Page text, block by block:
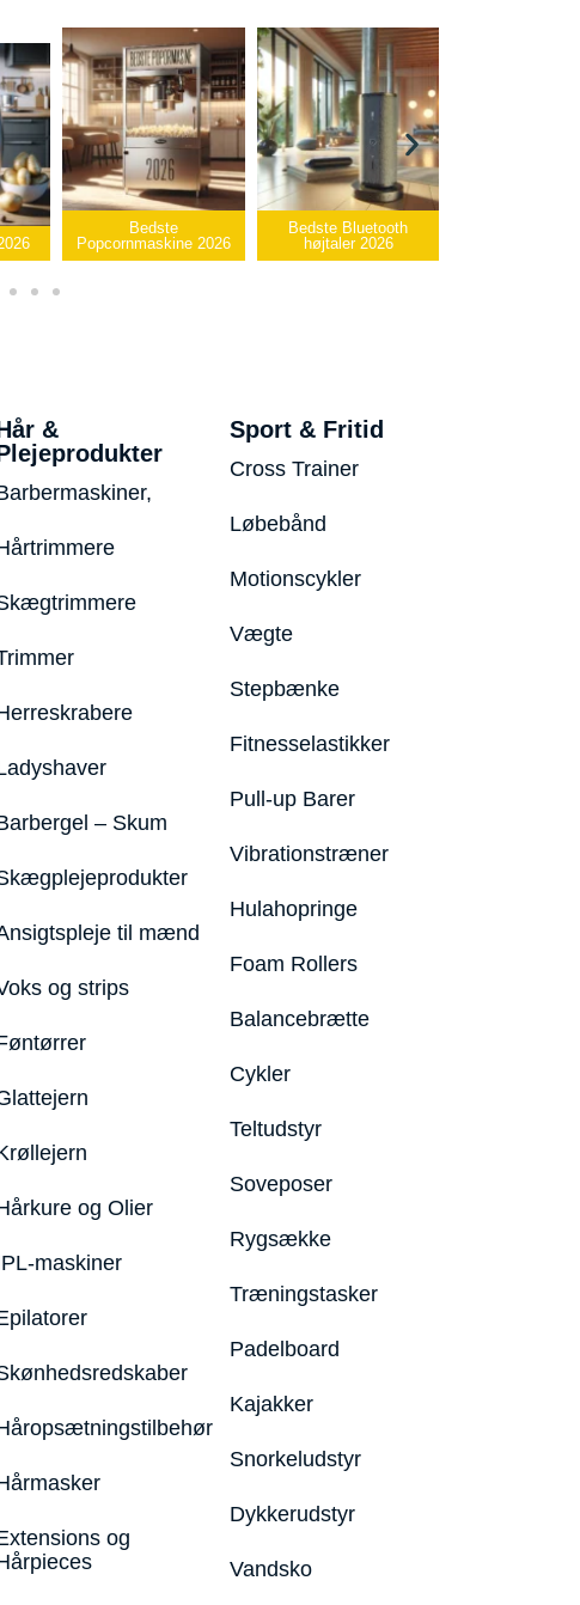
Bedste Bluetooth
højtaler 2026
Bedste infrarøde
varmepude 2026
&
– Skum
til mænd
og strips
og Olier
maskiner
og
Sport & Fritid
Cross Trainer
Løbebånd
Motionscykler
Vægte
Stepbænke
Fitnesselastikker
Pull-up Barer
Vibrationstræner
Hulahopringe
Foam Rollers
Balancebrætte
Cykler
Teltudstyr
Soveposer
Rygsække
Træningstasker
Padelboard
Kajakker
Snorkeludstyr
Dykkerudstyr
Vandsko